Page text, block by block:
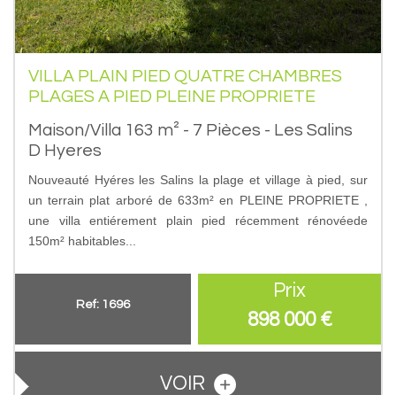
VILLA PLAIN PIED QUATRE CHAMBRES
PLAGES A PIED PLEINE PROPRIETE
Maison/Villa 163 m² - 7 Pièces - Les Salins
D Hyeres
Nouveauté Hyéres les Salins la plage et village à pied, sur
un terrain plat arboré de 633m² en PLEINE PROPRIETE ,
une villa entiérement plain pied récemment rénovéede
150m² habitables...
Ref: 1696
Prix
898 000 €
VOIR